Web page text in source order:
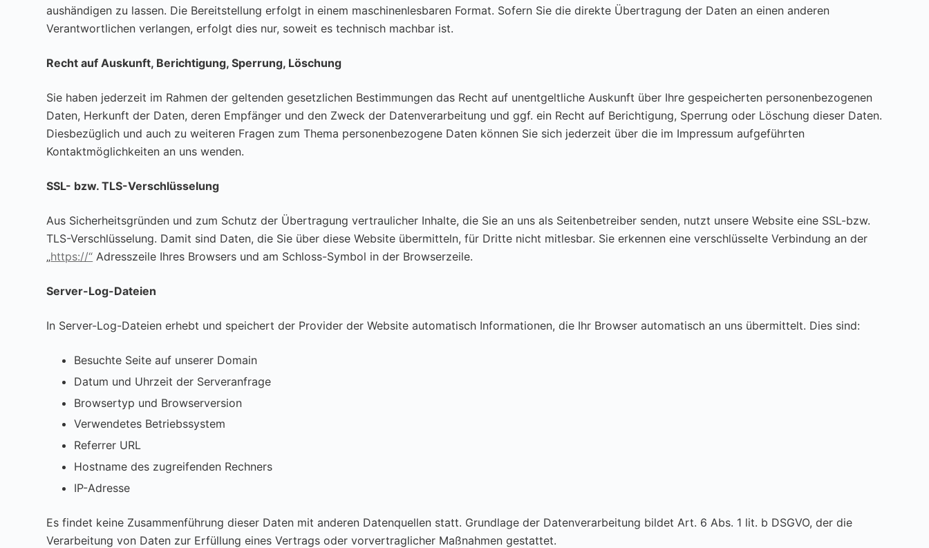
aushändigen zu lassen. Die Bereitstellung erfolgt in einem maschinenlesbaren Format. Sofern Sie die direkte Übertragung der Daten an einen anderen
Verantwortlichen verlangen, erfolgt dies nur, soweit es technisch machbar ist.
Recht auf Auskunft, Berichtigung, Sperrung, Löschung
Sie haben jederzeit im Rahmen der geltenden gesetzlichen Bestimmungen das Recht auf unentgeltliche Auskunft über Ihre gespeicherten personenbezogenen
Daten, Herkunft der Daten, deren Empfänger und den Zweck der Datenverarbeitung und ggf. ein Recht auf Berichtigung, Sperrung oder Löschung dieser Daten.
Diesbezüglich und auch zu weiteren Fragen zum Thema personenbezogene Daten können Sie sich jederzeit über die im Impressum aufgeführten
Kontaktmöglichkeiten an uns wenden.
SSL- bzw. TLS-Verschlüsselung
Aus Sicherheitsgründen und zum Schutz der Übertragung vertraulicher Inhalte, die Sie an uns als Seitenbetreiber senden, nutzt unsere Website eine SSL-bzw.
TLS-Verschlüsselung. Damit sind Daten, die Sie über diese Website übermitteln, für Dritte nicht mitlesbar. Sie erkennen eine verschlüsselte Verbindung an der
„https://“ Adresszeile Ihres Browsers und am Schloss-Symbol in der Browserzeile.
Server-Log-Dateien
In Server-Log-Dateien erhebt und speichert der Provider der Website automatisch Informationen, die Ihr Browser automatisch an uns übermittelt. Dies sind:
Besuchte Seite auf unserer Domain
Datum und Uhrzeit der Serveranfrage
Browsertyp und Browserversion
Verwendetes Betriebssystem
Referrer URL
Hostname des zugreifenden Rechners
IP-Adresse
Es findet keine Zusammenführung dieser Daten mit anderen Datenquellen statt. Grundlage der Datenverarbeitung bildet Art. 6 Abs. 1 lit. b DSGVO, der die
Verarbeitung von Daten zur Erfüllung eines Vertrags oder vorvertraglicher Maßnahmen gestattet.